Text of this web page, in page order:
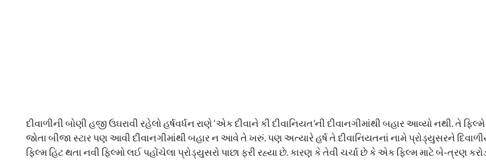
દીવાળીની બોણી હજી ઉઘરાવી રહેલો હર્ષવર્ધન રાણે ‘એક દીવાને કી દીવાનિયત’ની દીવાનગીમાંથી બહાર આવ્યો નથી. તે
જોતા બીજા સ્ટાર પણ આવી દીવાનગીમાંથી બહાર ન આવે તે ખરું. પણ અત્યારે હર્ષ તે દીવાનિયતનાં નામે પ્રોડ્યુસરને
ફિલ્મ હિટ થતા નવી ફિલ્મો લઈ પહોંચેલા પ્રોડ્યુસરો પાછા ફરી રહ્યા છે. કારણ કે તેવી ચર્ચા છે કે એક ફિલ્મ માટે બે-ત્રણ